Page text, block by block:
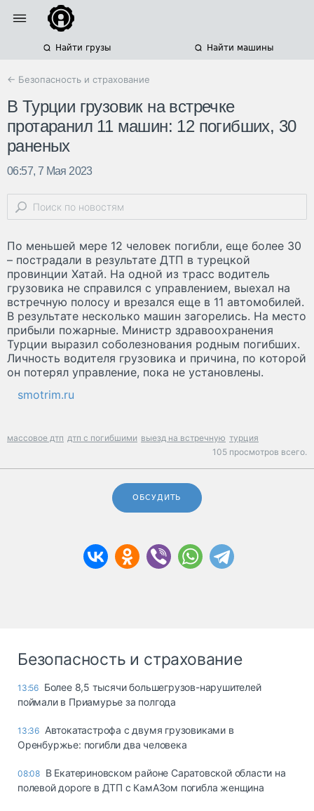
Найти грузы Найти машины
← Безопасность и страхование
В Турции грузовик на встречке
протаранил 11 машин: 12 погибших, 30
раненых
06:57, 7 Мая 2023
По меньшей мере 12 человек погибли, еще более 30
– пострадали в результате ДТП в турецкой
провинции Хатай. На одной из трасс водитель
грузовика не справился с управлением, выехал на
встречную полосу и врезался еще в 11 автомобилей.
В результате несколько машин загорелись. На место
прибыли пожарные. Министр здравоохранения
Турции выразил соболезнования родным погибших.
Личность водителя грузовика и причина, по которой
он потерял управление, пока не установлены.
smotrim.ru
массовое дтп дтп с погибшими выезд на встречную турция
105 просмотров всего.
ОБСУДИТЬ
Безопасность и страхование
13:56 Более 8,5 тысячи большегрузов-нарушителей
поймали в Приамурье за полгода
13:36 Автокатастрофа с двумя грузовиками в
Оренбуржье: погибли два человека
08:08 В Екатериновском районе Саратовской области на
полевой дороге в ДТП с КамАЗом погибла женщина